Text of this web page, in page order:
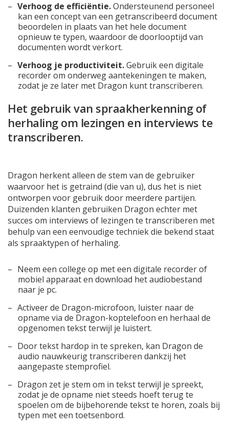
Verhoog de efficiëntie.Ondersteunend personeel
kan een concept van een getranscribeerd document
beoordelen in plaats van het hele document
opnieuw te typen, waardoor de doorlooptijd van
documenten wordt verkort.
Verhoog je productiviteit.Gebruik een digitale
recorder om onderweg aantekeningen te maken,
zodat je ze later met Dragon kunt transcriberen.
Het gebruik van spraakherkenning of
herhaling om lezingen en interviews te
transcriberen.
Dragon herkent alleen de stem van de gebruiker
waarvoor het is getraind (die van u), dus het is niet
ontworpen voor gebruik door meerdere partijen.
Duizenden klanten gebruiken Dragon echter met
succes om interviews of lezingen te transcriberen met
behulp van een eenvoudige techniek die bekend staat
als spraaktypen of herhaling.
Neem een ​​college op met een digitale recorder of
mobiel apparaat en download het audiobestand
naar je pc.
Activeer de Dragon-microfoon, luister naar de
opname via de Dragon-koptelefoon en herhaal de
opgenomen tekst terwijl je luistert.
Door tekst hardop in te spreken, kan Dragon de
audio nauwkeurig transcriberen dankzij het
aangepaste stemprofiel.
Dragon zet je stem om in tekst terwijl je spreekt,
zodat je de opname niet steeds hoeft terug te
spoelen om de bijbehorende tekst te horen, zoals bij
typen met een toetsenbord.